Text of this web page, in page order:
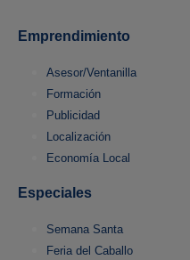
Emprendimiento
Asesor/Ventanilla
Formación
Publicidad
Localización
Economía Local
Especiales
Semana Santa
Feria del Caballo